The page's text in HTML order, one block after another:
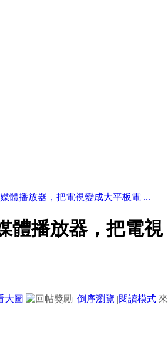
體播放器，把電視變成大平板電 ...
體播放器，把電視
大圖 |倒序瀏覽 |閱讀模式 來